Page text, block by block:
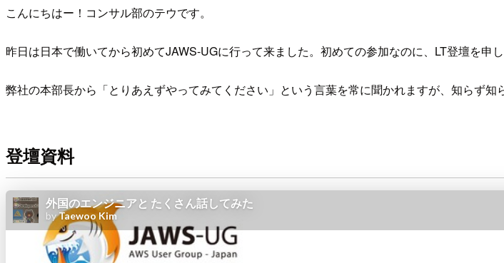
こんにちはー！コンサル部のテウです。
昨日は日本で働いてから初めてJAWS-UGに行って来ました。初めての参加なのに、LT登壇を申
弊社の本部長から「とりあえずやってみてください」という言葉を常に聞かれますが、知らず知
登壇資料